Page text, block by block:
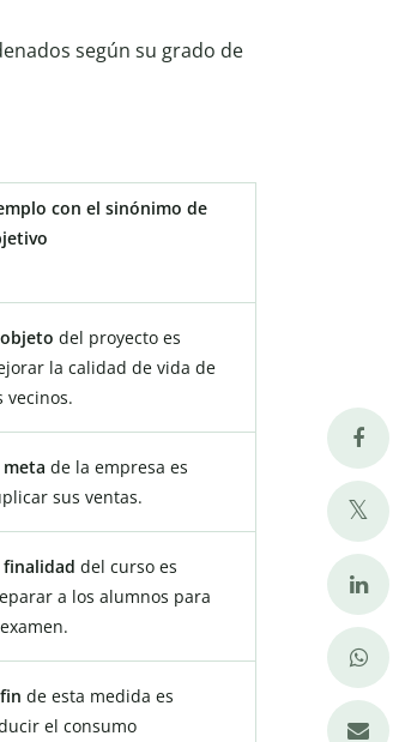
según su grado de
con el sinónimo de
objeto del proyecto es
la calidad de vida de
vecinos.
meta de la empresa es
sus ventas.
finalidad del curso es
a los alumnos para
fin de esta medida es
el consumo